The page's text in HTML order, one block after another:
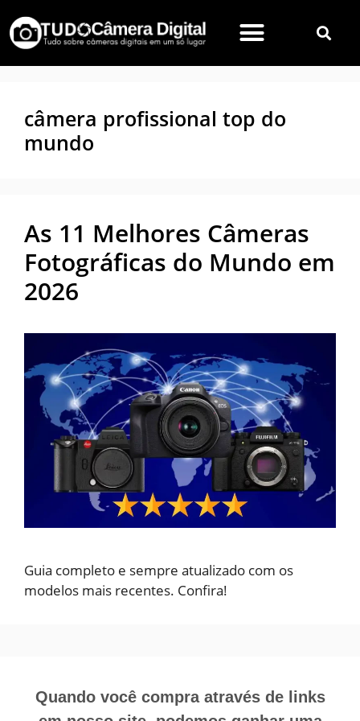
câmera profissional top do
mundo
As 11 Melhores Câmeras
Fotográficas do Mundo em
2026
Guia completo e sempre atualizado com os
modelos mais recentes. Confira!
Quando você compra através de links